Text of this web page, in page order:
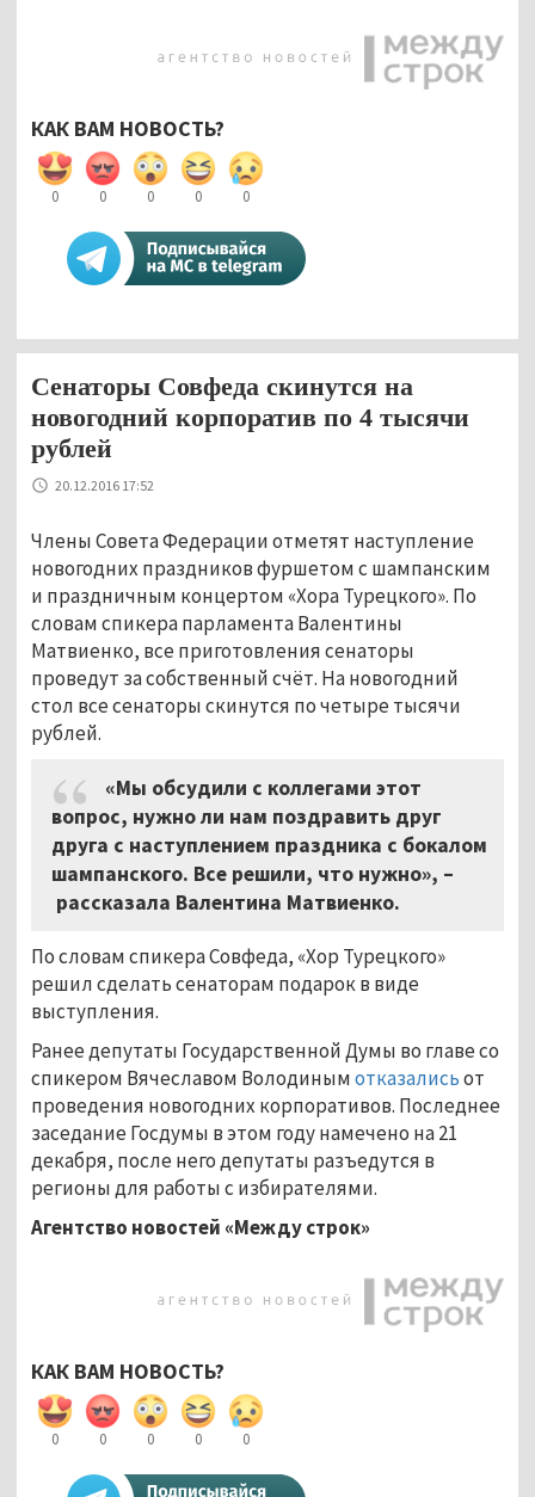
КАК ВАМ НОВОСТЬ?
0 0 0 0 0
Сенаторы Совфеда скинутся на
новогодний корпоратив по 4 тысячи
рублей
20.12.2016 17:52
Члены Совета Федерации отметят наступление
новогодних праздников фуршетом с шампанским
и праздничным концертом «Хора Турецкого». По
словам спикера парламента Валентины
Матвиенко, все приготовления сенаторы
проведут за собственный счёт. На новогодний
стол все сенаторы скинутся по четыре тысячи
рублей.
«Мы обсудили с коллегами этот
вопрос, нужно ли нам поздравить друг
друга с наступлением праздника с бокалом
шампанского. Все решили, что нужно», –
рассказала Валентина Матвиенко.
По словам спикера Совфеда, «Хор Турецкого»
решил сделать сенаторам подарок в виде
выступления.
Ранее депутаты Государственной Думы во главе со
спикером Вячеславом Володинымотказалисьот
проведения новогодних корпоративов. Последнее
заседание Госдумы в этом году намечено на 21
декабря, после него депутаты разъедутся в
регионы для работы с избирателями.
Агентство новостей «Между строк»
КАК ВАМ НОВОСТЬ?
0 0 0 0 0